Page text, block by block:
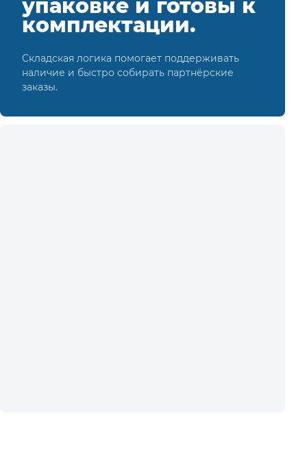
упаковке и готовы к
комплектации.
Складская логика помогает поддерживать
наличие и быстро собирать партнёрские
заказы.